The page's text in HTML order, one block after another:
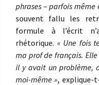
phrases – parfois même
souvent fallu les
formule à l’écrit
rhétorique. « Une fois
ma prof de français.
il y avait un problème,
moi-même », explique-